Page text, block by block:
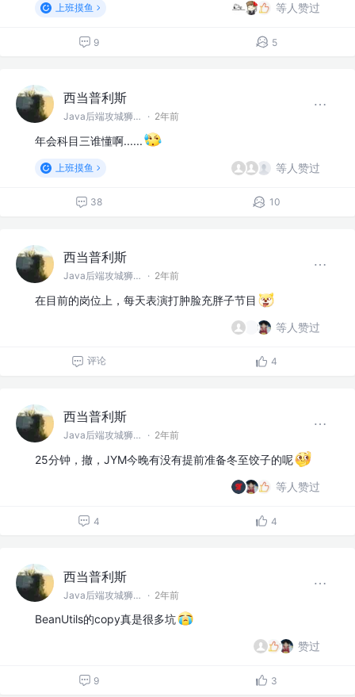
上班摸鱼 等人赞过
9 5
西当普利斯
Java后端攻城狮 @阿巴巴巴 · 2年前
年会科目三谁懂啊......
上班摸鱼 等人赞过
38 10
西当普利斯
Java后端攻城狮 @阿巴巴巴 · 2年前
在目前的岗位上，每天表演打肿脸充胖子节目
等人赞过
评论 4
西当普利斯
Java后端攻城狮 @阿巴巴巴 · 2年前
25分钟，撤，JYM今晚有没有提前准备冬至饺子的呢
等人赞过
4 4
西当普利斯
Java后端攻城狮 @阿巴巴巴 · 2年前
BeanUtils的copy真是很多坑
赞过
9 3